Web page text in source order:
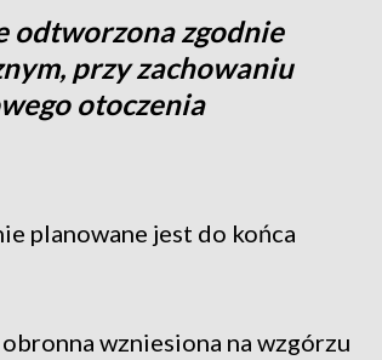
odtworzona zgodnie
przy zachowaniu
otoczenia
planowane jest do końca
wzniesiona na wzgórzu